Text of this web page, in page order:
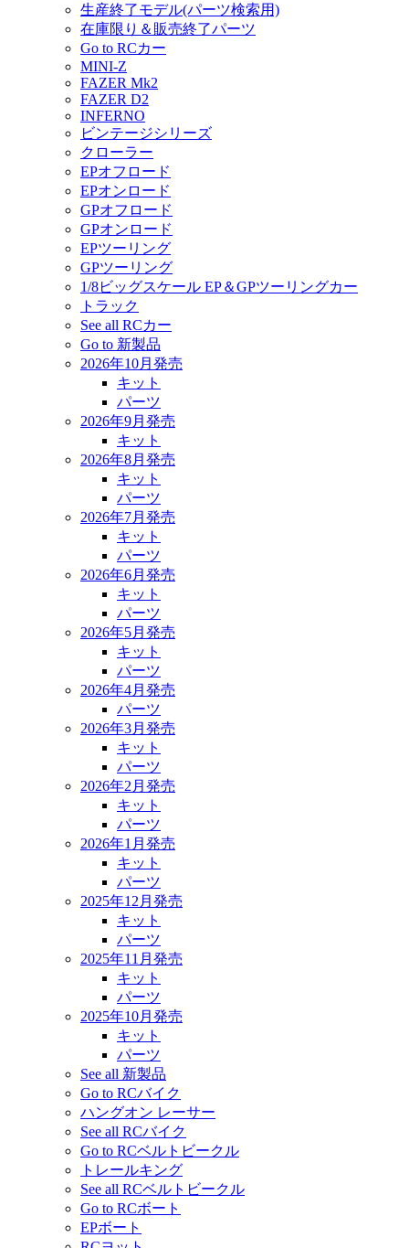
生産終了モデル(パーツ検索用)
在庫限り＆販売終了パーツ
Go to RCカー
MINI-Z
FAZER Mk2
FAZER D2
INFERNO
ビンテージシリーズ
クローラー
EPオフロード
EPオンロード
GPオフロード
GPオンロード
EPツーリング
GPツーリング
1/8ビッグスケール EP＆GPツーリングカー
トラック
See all RCカー
Go to 新製品
2026年10月発売
キット
パーツ
2026年9月発売
キット
2026年8月発売
キット
パーツ
2026年7月発売
キット
パーツ
2026年6月発売
キット
パーツ
2026年5月発売
キット
パーツ
2026年4月発売
パーツ
2026年3月発売
キット
パーツ
2026年2月発売
キット
パーツ
2026年1月発売
キット
パーツ
2025年12月発売
キット
パーツ
2025年11月発売
キット
パーツ
2025年10月発売
キット
パーツ
See all 新製品
Go to RCバイク
ハングオン レーサー
See all RCバイク
Go to RCベルトビークル
トレールキング
See all RCベルトビークル
Go to RCボート
EPボート